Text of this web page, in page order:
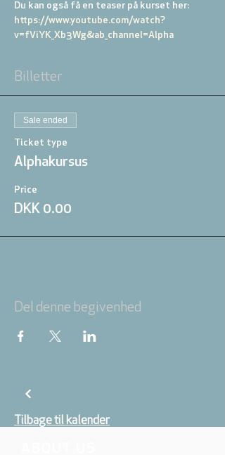
Du kan også få en teaser på kurset her:
https://www.youtube.com/watch?
v=fViYK_Xb3Wg&ab_channel=Alpha
Billetter
Sale ended
Ticket type
Alphakursus
Price
DKK 0.00
Del denne begivenhed
Tilbage til kalender